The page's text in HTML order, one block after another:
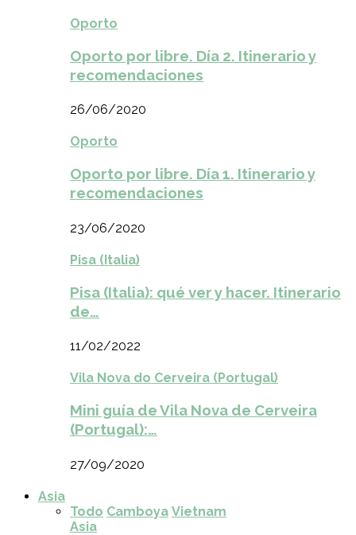
Oporto
Oporto por libre. Día 2. Itinerario y
recomendaciones
26/06/2020
Oporto
Oporto por libre. Día 1. Itinerario y
recomendaciones
23/06/2020
Pisa (Italia)
Pisa (Italia): qué ver y hacer. Itinerario
de…
11/02/2022
Vila Nova do Cerveira (Portugal)
Mini guía de Vila Nova de Cerveira
(Portugal):…
27/09/2020
Asia
Todo Camboya Vietnam
Asia